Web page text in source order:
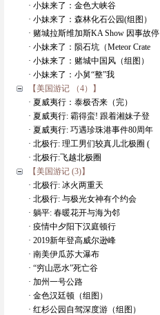
· 小妹来了：金色大峡谷
· 小妹来了：森林化石公园(组图）
· 赌城拉斯维加斯KA Show 因事故停
· 小妹来了：陨石坑（Meteor Crate
· 小妹来了：赌城中国风（组图）
· 小妹来了：小舅“整”我
【美国游记 （4）】
· 夏威夷行：泰极否来（完）
· 夏威夷行: 霸得蛮! 跟着湘妹子登
· 夏威夷行: 巧遇珍珠港事件80周年
· 北极行: 理工男们较真儿北极圈 (
· 北极行:飞越北极圈
【美国游记 (3)】
· 北极行: 冰火两重天
· 北极行: 与极光女神有个约会
· 躺平: 春暖花开与海为邻
· 疫情中夕阳下汉庭顿行
· 2019新年登高威尔逊峰
· 南美伊瓜苏大瀑布
· “穷山恶水”死亡谷
· 加州一号公路
· 金色汉廷顿（组图）
· 红杉公园自驾深度游（组图）